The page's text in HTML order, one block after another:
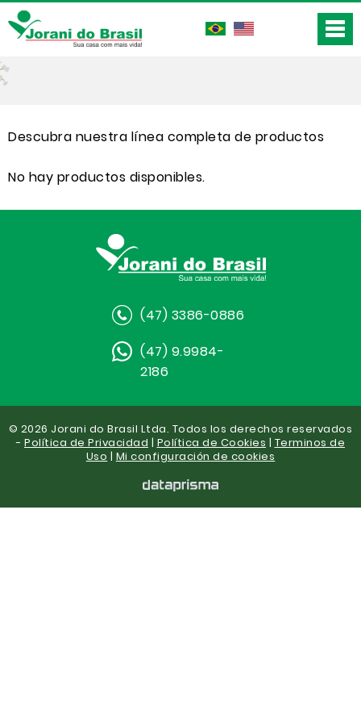
Descubra nuestra línea completa de productos
No hay productos disponibles.
(47) 3386-0886
(47) 9.9984-
2186
© 2026 Jorani do Brasil Ltda. Todos los derechos reservados
- Política de Privacidad | Política de Cookies | Terminos de
Uso | Mi configuración de cookies